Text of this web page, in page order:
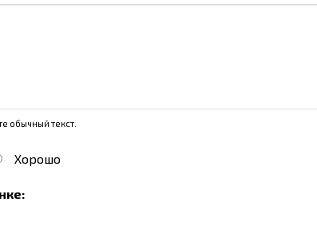
обычный текст.
Хорошо